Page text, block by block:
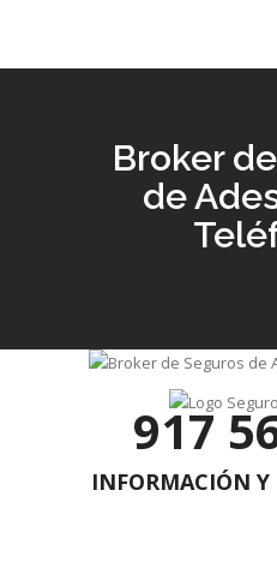
Broker
de
917
INFORMACIÓN Y